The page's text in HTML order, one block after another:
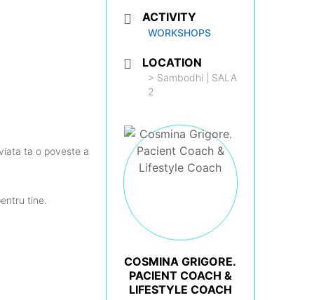
ta o poveste a
tine.
ACTIVITY
WORKSHOPS
LOCATION
> Sambodhi | SALA
2
COSMINA GRIGORE.
PACIENT COACH &
LIFESTYLE COACH